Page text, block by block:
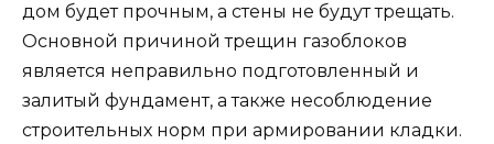
дом будет прочным, а стены не будут трещать.
Основной причиной трещин газоблоков
является неправильно подготовленный и
залитый фундамент, а также несоблюдение
строительных норм при армировании кладки.